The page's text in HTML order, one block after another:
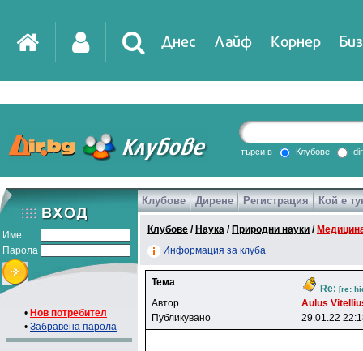
Днес Лайф Корнер
DirTV Impressio
Games
търси в Клубове
Име
Парола
• Нов потребител
• Забравена парола
Клубове Дирене Регистрация Кой е
Клубове / Наука / Природни науки /
Информация за клуба
Тема
Re: [re:
Автор
Aulus
Публикувано
29.01.22